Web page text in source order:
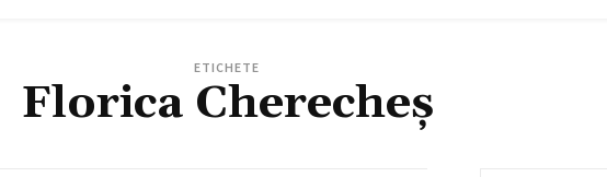
ETICHETE
Florica Cherecheș